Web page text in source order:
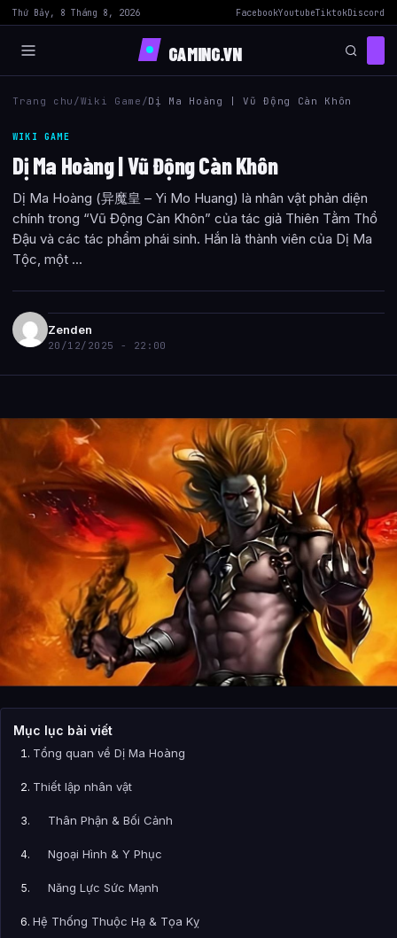
Thứ Bảy, 8 Tháng 8, 2026 FacebookYoutubeTiktokDiscord
GAMING.VN
Trang chu /Wiki Game /Dị Ma Hoàng | Vũ Động Càn Khôn
WIKI GAME
Dị Ma Hoàng | Vũ Động Càn Khôn
Dị Ma Hoàng (异魔皇 – Yi Mo Huang) là nhân vật phản diện
chính trong “Vũ Động Càn Khôn” của tác giả Thiên Tằm Thổ
Đậu và các tác phẩm phái sinh. Hắn là thành viên của Dị Ma
Tộc, một ...
Zenden
20/12/2025 - 22:00
Mục lục bài viết
Tổng quan về Dị Ma Hoàng
Thiết lập nhân vật
Thân Phận & Bối Cảnh
Ngoại Hình & Y Phục
Năng Lực Sức Mạnh
Hệ Thống Thuộc Hạ & Tọa Kỵ